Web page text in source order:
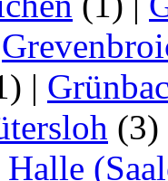
|
(3)
Halle